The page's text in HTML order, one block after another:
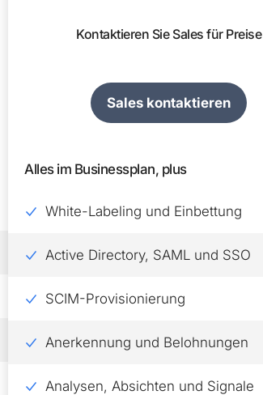
Kontaktieren Sie Sales für Preise
Sales kontaktieren
Alles im Businessplan, plus
White-Labeling und Einbettung
Active Directory, SAML und SSO
SCIM-Provisionierung
Anerkennung und Belohnungen
Analysen, Absichten und Signale